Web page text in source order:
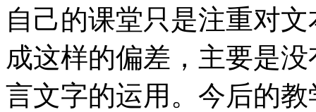
自己的课堂只是注重对
成这样的偏差，主要是
言文字的运用。今后的